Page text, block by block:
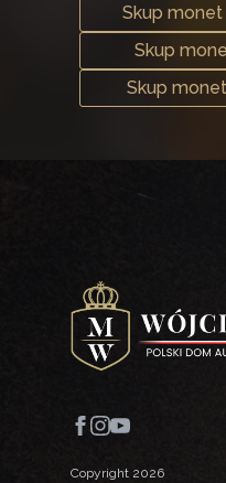
Skup
Skup
Skup
Copyright 2026